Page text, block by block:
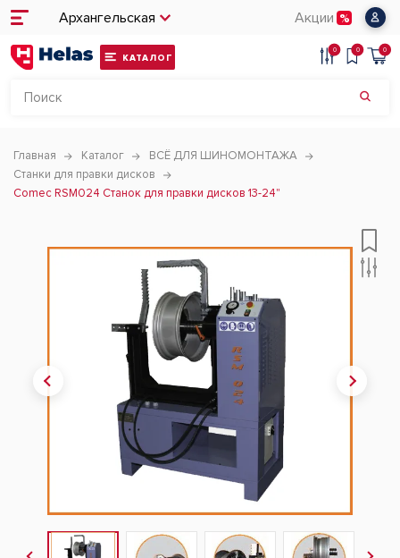
Архангельская Акции
КАТАЛОГ
0 0 0
Главная Каталог
ВСЁ ДЛЯ ШИНОМОНТАЖА
Станки для правки дисков
Comec RSM024 Станок для правки дисков 13-24"